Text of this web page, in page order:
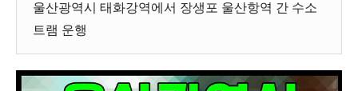
울산광역시 태화강역에서 장생포 울산항역 간 수소
트램 운행